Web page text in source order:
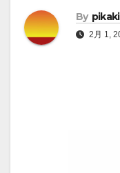
By
2月 1,